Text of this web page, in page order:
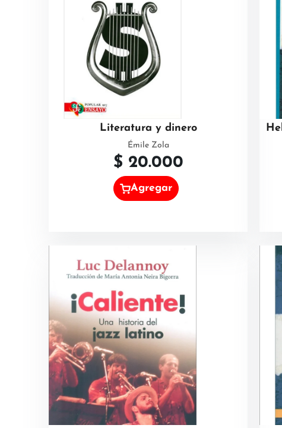
Literatura y dinero
Émile Zola
$ 20.000
Agregar